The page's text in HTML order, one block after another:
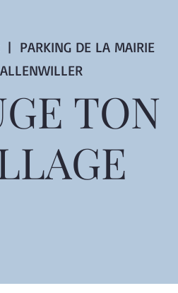
  |
PARKING DE LA MAIRIE
ALLENWILLER
TON